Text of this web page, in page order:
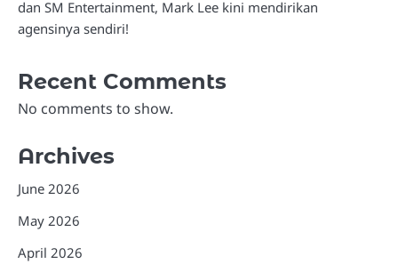
dan SM Entertainment, Mark Lee kini mendirikan
agensinya sendiri!
Recent Comments
No comments to show.
Archives
June 2026
May 2026
April 2026